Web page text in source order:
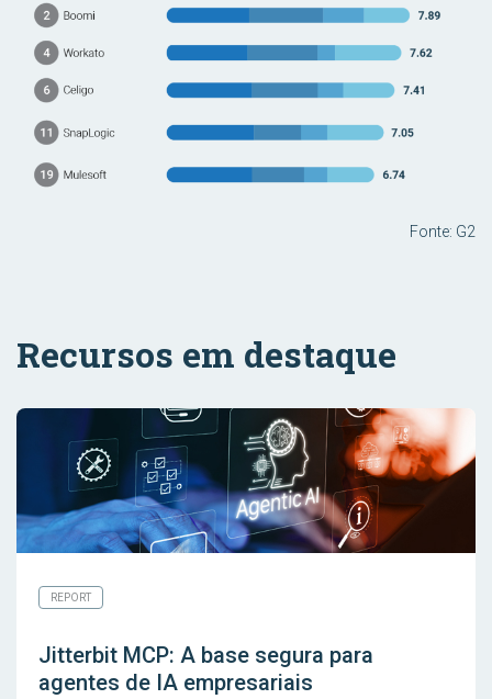
Fonte: G2
Recursos em destaque
REPORT
Jitterbit MCP: A base segura para
agentes de IA empresariais